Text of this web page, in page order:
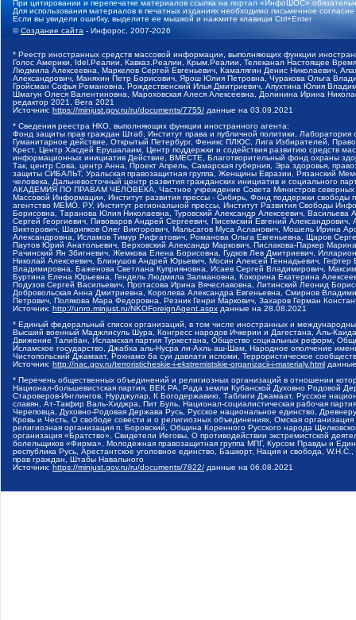
При цитировании и перепечатке материалов ссылка на портал «ИнфоШОС»
Для использования материалов в печатных изданиях необходимо письменное
Если вы увидели ошибку, выделите ее мышкой и нажмите клавиши Ctrl+Enter
©Создание сайта - Инфорос, 2007-2026
* Реестр иностранных средств массовой информации, выполняющих функции
Голос Америки, Idel.Реалии, Кавказ.Реалии, Крым.Реалии, Телеканал Настоящее
Людмила Алексеевна, Маркелов Сергей Евгеньевич, Камалягин Денис Николаевич,
Александрович, Маняхин Петр Борисович, Ярош Юлия Петровна, Чуракова Ольга
Гройсман Софья Романовна, Рождественский Илья Дмитриевич, Апухтина Юлия
Шмагун Олеся Валентиновна, Мароховская Алеся Алексеевна, Долинина Ирина
редактор 2021, Вега 2021
Источник: https://minjust.gov.ru/ru/documents/7755/ данные на 03.09.2021
* Сведения реестра НКО, выполняющих функции иностранного агента:
Фонд защиты прав граждан Штаб, Институт права и публичной политики,
Гуманитарное действие, Открытый Петербург, Феникс ПЛЮС, Лига Избирателей,
Крест, Центр Хасдей Ерушалаим, Центр поддержки и содействия развитию средств
информационных инициатив Действие, ВМЕСТЕ, Благотворительный фонд охраны
Так, центр Сова, центр Анна, Проект Апрель, Самарская губерния, Эра здоровья,
защиты СИБАЛЬТ, Уральская правозащитная группа, Женщины Евразии, Рязанский
человека, Дальневосточный центр развития гражданских инициатив и социального
АКАДЕМИЯ ПО ПРАВАМ ЧЕЛОВЕКА, Частное учреждение Совета Министров северных
Массовой Информации, Институт развития прессы - Сибирь, Фонд поддержки
агентство МЕМО. РУ, Институт региональной прессы, Институт Развития Свободы
Борисовна, Таранова Юлия Николаевна, Туровский Александр Алексеевич,
Сергей Георгиевич, Пивоваров Андрей Сергеевич, Писемский Евгений
Викторович, Шарипков Олег Викторович, Мальсагов Муса Асланович, Мошель Ирина
Александровна, Исламов Тимур Рифгатович, Романова Ольга Евгеньевна, Щаров
Паутов Юрий Анатольевич, Верховский Александр Маркович, Пислакова-Паркер
Рачинский Ян Збигневич, Жемкова Елена Борисовна, Гудков Лев Дмитриевич,
Николай Алексеевич, Блинушов Андрей Юрьевич, Мосин Алексей Геннадьевич,
Владимировна, Баженова Светлана Куприяновна, Исаев Сергей Владимирович,
Буртина Елена Юрьевна, Гендель Людмила Залмановна, Кокорина Екатерина
Подузов Сергей Васильевич, Протасова Ирина Вячеславовна, Литинский Леонид
Добровольская Анна Дмитриевна, Королева Александра Евгеньевна, Смирнов
Петрович, Полякова Мара Федоровна, Резник Генри Маркович, Захаров Герман
Источник: http://unro.minjust.ru/NKOForeignAgent.aspx данные на 28.08.2021
* Единый федеральный список организаций, в том числе иностранных и
Высший военный Маджлисуль Шура, Конгресс народов Ичкерии и Дагестана, Аль-
Движение Талибан, Исламская партия Туркестана, Общество социальных реформ,
Исламское государство, Джабха аль-Нусра ли-Ахль аш-Шам, Народное ополчение
Чистопольский Джамаат, Рохнамо ба суи давлати исломи, Террористическое
Источник: http://nac.gov.ru/terroristicheskie-i-ekstremistskie-organizacii-i-materialy.html
* Перечень общественных объединений и религиозных организаций в отношении
Национал-большевистская партия, ВЕК РА, Рада земли Кубанской Духовно Родовой
Староверов-Инглингов, Нурджулар, К Богодержавию, Таблиги Джамаат, Русское
славян, Ат-Такфир Валь-Хиджра, Пит Буль, Национал-социалистическая рабочая
Череповца, Духовно-Родовая Держава Русь, Русское национальное единство,
Кровь и Честь, О свободе совести и о религиозных объединениях, Омская
религиозная организация п. Боровский, Община Коренного Русского народа
организация «Братство», Свидетели Иеговы, О противодействии экстремистской
болельщиков «Фирма», Молодежная правозащитная группа МПГ, Курсом Правды и
республика Русь, Арестантское уголовное единство, Башкорт, Нация и свобода,
прав граждан, Штабы Навального
Источник: https://minjust.gov.ru/ru/documents/7822/ данные на 06.08.2021